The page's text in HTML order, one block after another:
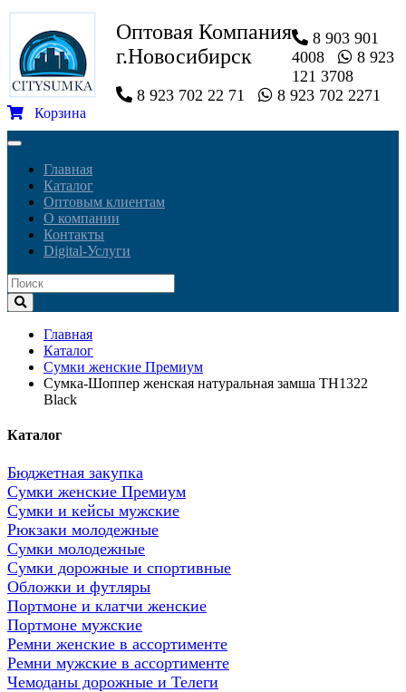
Оптовая Компания
г.Новосибирск
8 903 901
4008
8 923
121 3708
8 923 702 22 71
8 923 702 2271
Корзина
Toggle
navigationГлавная
Каталог
Оптовым клиентам
О компании
Контакты
Digital-Услуги
Главная
Каталог
Сумки женские Премиум
Сумка-Шоппер женская натуральная замша TH1322
Black
Каталог
Бюджетная закупка
Сумки женские Премиум
Сумки и кейсы мужские
Рюкзаки молодежные
Сумки молодежные
Сумки дорожные и спортивные
Обложки и футляры
Портмоне и клатчи женские
Портмоне мужские
Ремни женские в ассортименте
Ремни мужские в ассортименте
Чемоданы дорожные и Телеги